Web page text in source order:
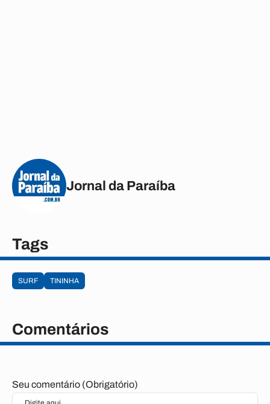
Jornal da Paraíba
Tags
SURF TININHA
Comentários
Seu comentário (Obrigatório)